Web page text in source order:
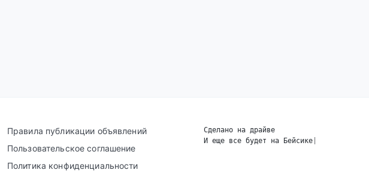
Правила публикации объявлений
Пользовательское соглашение
Политика конфиденциальности
Сделано на драйве
И еще все будет на Бейсике